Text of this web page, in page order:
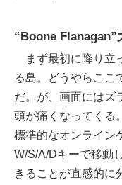
“Boone Flanagan”
まず最初に降り立
る島。どうやらここ
だ。が、画面にはズ
頭が痛くなってくる
標準的なオンライン
W/S/A/Dキーで移動
きることが直感的に